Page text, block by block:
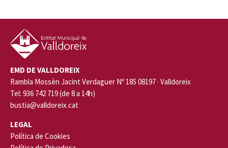
EMD DE VALLDOREIX
Rambla Mossèn Jacint Verdaguer Nº 185 08197 · Valldoreix
Tel: 936 742 719 (de 8 a 14h)
bustia@valldoreix.cat
LEGAL
Política de Cookies